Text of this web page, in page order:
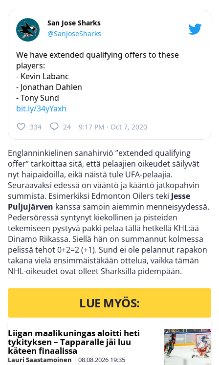
San Jose Sharks
@SanJoseSharks
We have extended qualifying offers to these
players:
- Kevin Labanc
- Jonathan Dahlen
- Tony Sund
bit.ly/34yYaxh
334 24 9:17 PM · Oct 7, 2020
Englanninkielinen sanahirviö ”extended qualifying
offer” tarkoittaa sitä, että pelaajien oikeudet säilyvät
nyt haipaidoilla, eikä näistä tule UFA-pelaajia.
Seuraavaksi edessä on vääntö ja kääntö jatkopahvin
summista. Esimerkiksi Edmonton Oilers teki Jesse
Puljujärven kanssa samoin aiemmin menneisyydessä.
Pedersöressä syntynyt kiekollinen ja pisteiden
tekemiseen pystyvä pakki pelaa tällä hetkellä KHL:ää
Dinamo Riikassa. Siellä hän on summannut kolmessa
pelissä tehot 0+2=2 (+1). Sund ei ole pelannut rapakon
takana vielä ensimmäistäkään ottelua, vaikka tämän
NHL-oikeudet ovat olleet Sharksilla pidempään.
LUE MYÖS:
Liigan maalikuningas aloitti heti
tykityksen – Tapparalle jäi luu
käteen finaalissa
Lauri Saastamoinen | 08.08.2026 19:35